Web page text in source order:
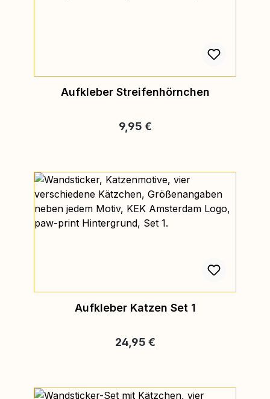
Aufkleber Streifenhörnchen
Regulärer Preis:
9,95 €
Aufkleber Katzen Set 1
Regulärer Preis:
24,95 €